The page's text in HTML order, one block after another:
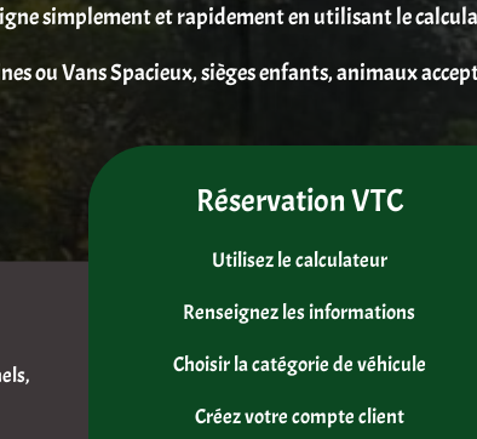
simplement et rapidement en utilisant le
ou Vans Spacieux, sièges enfants, animaux
Réservation VTC
Utilisez le calculateur
Renseignez les informations
Choisir la catégorie de véhicule
Créez votre compte client